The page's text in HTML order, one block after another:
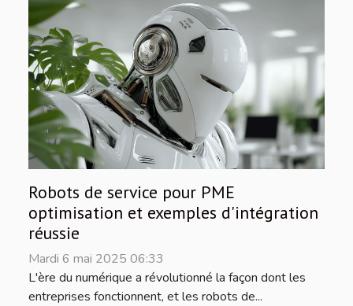
Robots de service pour PME
optimisation et exemples d'intégration
réussie
Mardi 6 mai 2025 06:33
L'ère du numérique a révolutionné la façon dont les
entreprises fonctionnent, et les robots de...